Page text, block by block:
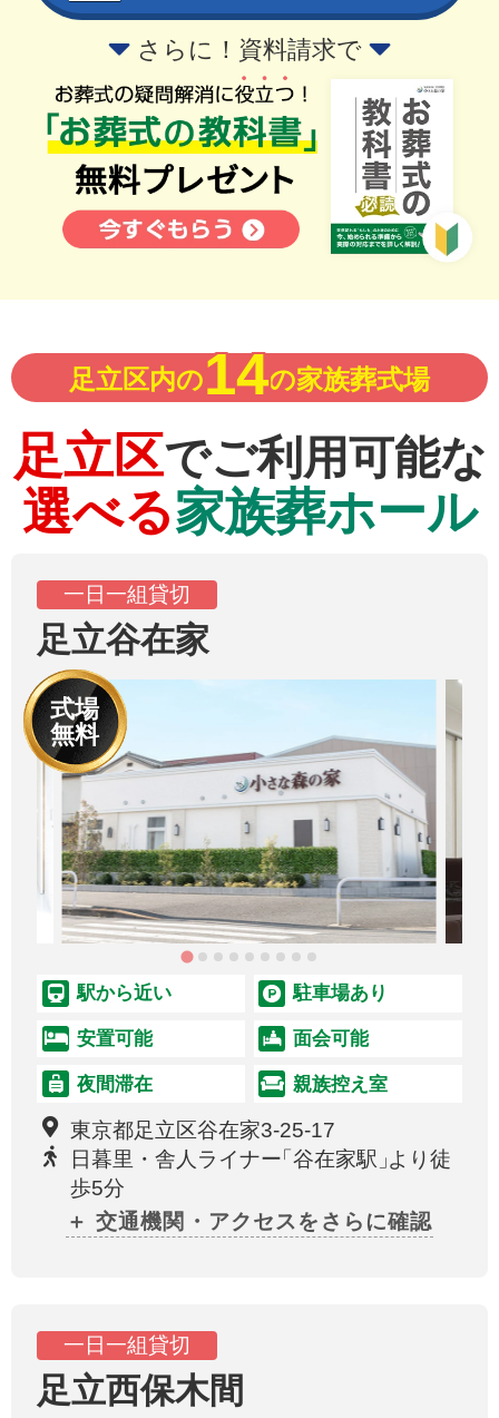
さらに！資料請求で
足立区内の14の家族葬式場
足立区でご利用可能な
選べる家族葬ホール
一日一組貸切
足立谷在家
式場
無料
駅から近い 駐車場あり
安置可能 面会可能
夜間滞在 親族控え室
東京都足立区谷在家3-25-17
日暮里・舎人ライナー「谷在家駅 」より徒
歩5分
＋ 交通機関・アクセスをさらに確認
一日一組貸切
足立西保木間